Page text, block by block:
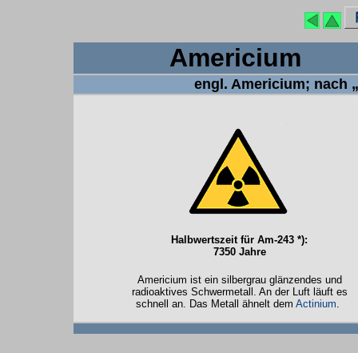
engl. Americium; nach
Halbwertszeit für Am-243 *):
7350 Jahre
Americium ist ein silbergrau glänzendes und
radioaktives Schwermetall. An der Luft läuft es
schnell an. Das Metall ähnelt dem Actinium.